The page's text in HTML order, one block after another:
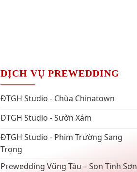
DỊCH VỤ PREWEDDING
ĐTGH Studio - Chùa Chinatown
ĐTGH Studio - Sườn Xám
ĐTGH Studio - Phim Trường Sang
Trọng
Prewedding Vũng Tàu – Son Tình Sơn